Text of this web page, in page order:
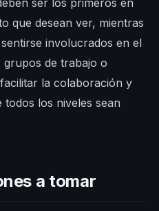
ser los primeros en
que desean ver, mientras
involucrados en el
grupos de trabajo o
la colaboración y
los niveles sean
a tomar